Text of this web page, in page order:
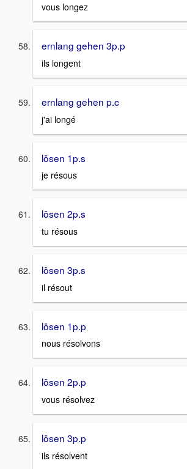
vous longez
ernlang gehen 3p.p
ils longent
ernlang gehen p.c
j'ai longé
lösen 1p.s
je résous
lösen 2p.s
tu résous
lösen 3p.s
il résout
lösen 1p.p
nous résolvons
lösen 2p.p
vous résolvez
lösen 3p.p
ils résolvent